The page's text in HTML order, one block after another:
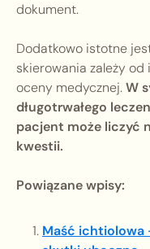
dokument.
Dodatkowo istotne
skierowania zależy
oceny medycznej.W
długotrwałego
pacjent może liczyć
kwestii.
Powiązane wpisy:
Maść ichtiolowa